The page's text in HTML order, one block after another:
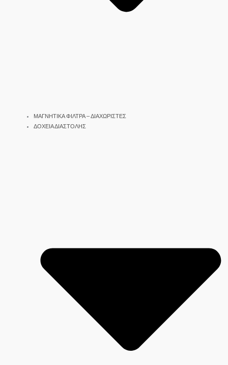
ΜΑΓΝΗΤΙΚΑ ΦΙΛΤΡΑ – ΔΙΑΧΩΡΙΣΤΕΣ
ΔΟΧΕΙΑ ΔΙΑΣΤΟΛΗΣ